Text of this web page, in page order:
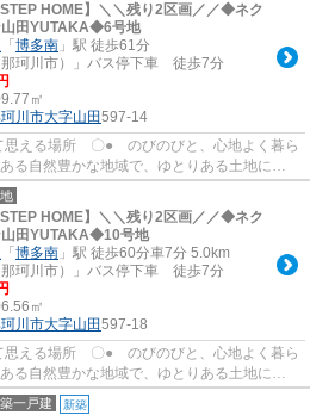
STEP HOME】＼＼残り2区画／／◆ネク
山田YUTAKA◆6号地
「 博多南 」駅 徒歩61分
那珂川市）」バス停下車 徒歩7分
㎡
川市大字山田597-14
える場所 〇● のびのびと、心地よく暮ら
る自然豊かな地域で、ゆとりある土地にこ
こに住むご家族...
STEP HOME】＼＼残り2区画／／◆ネク
山田YUTAKA◆10号地
「 博多南 」駅 徒歩60分車7分 5.0km
那珂川市）」バス停下車 徒歩7分
㎡
川市大字山田597-18
える場所 〇● のびのびと、心地よく暮ら
る自然豊かな地域で、ゆとりある土地にこ
こに住むご家族...
一戸建 新築